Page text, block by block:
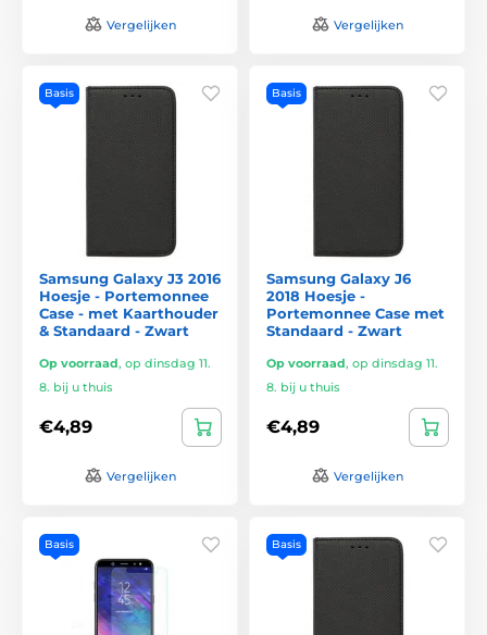
Vergelijken Vergelijken
Basis
Samsung Galaxy J3 2016
Hoesje - Portemonnee
Case - met Kaarthouder
& Standaard - Zwart
Op voorraad, op dinsdag 11.
8. bij u thuis
€4,89
Vergelijken
Basis
Samsung Galaxy J6
2018 Hoesje -
Portemonnee Case met
Standaard - Zwart
Op voorraad, op dinsdag 11.
8. bij u thuis
€4,89
Vergelijken
Basis Basis